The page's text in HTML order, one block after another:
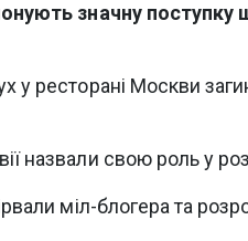
значну
у ресторані Москви
назвали свою роль у
міл-блогера та